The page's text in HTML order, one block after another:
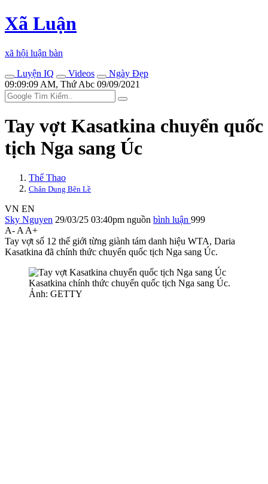
Xã Luận
xã hội luận bàn
Luyện IQ
Videos
Ngày Đẹp
09:09:09 AM, Thứ Abc 09/09/2021
Tay vợt Kasatkina chuyển quốc
tịch Nga sang Úc
Thể Thao
Chân Dung Bên Lề
VN EN
Sky Nguyen 29/03/25 03:40pm nguồn bình luận 999
A- A A+
Tay vợt số 12 thế giới từng giành tám danh hiệu WTA, Daria
Kasatkina đã chính thức chuyển quốc tịch Nga sang Úc.
Kasatkina chính thức chuyển quốc tịch Nga sang Úc.
Ảnh: GETTY